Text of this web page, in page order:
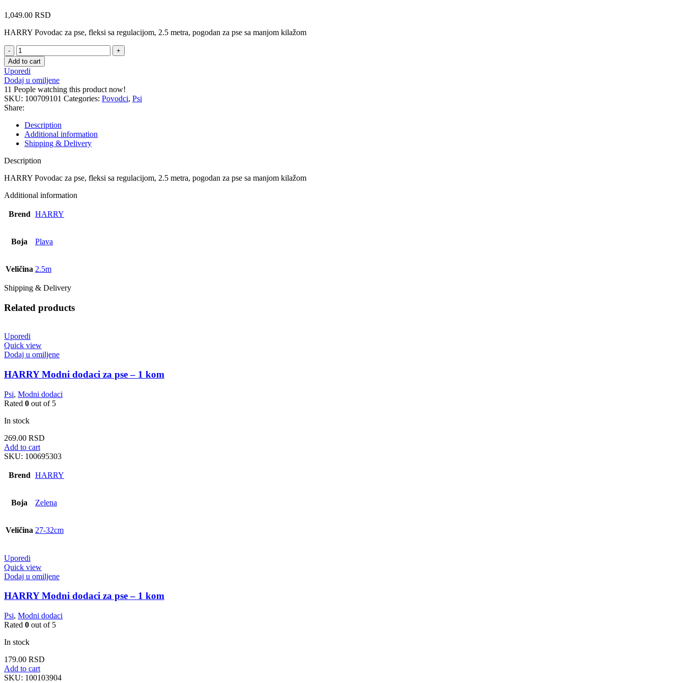
1,049.00 RSD
HARRY Povodac za pse, fleksi sa regulacijom, 2.5 metra, pogodan za pse sa manjom kilažom
HARRY
Povodac
za
pse
-
1
kom
quantity
Add to cart
Uporedi
Dodaj u omiljene
11 People watching this product now!
SKU: 100709101 Categories: Povodci, Psi
Share:
Description
Additional information
Shipping & Delivery
Description
HARRY Povodac za pse, fleksi sa regulacijom, 2.5 metra, pogodan za pse sa manjom kilažom
Additional information
Brend HARRY
Boja Plava
Veličina 2.5m
Shipping & Delivery
Related products
Uporedi
Quick view
Dodaj u omiljene
HARRY Modni dodaci za pse – 1 kom
Psi, Modni dodaci
Rated 0 out of 5
In stock
269.00 RSD
Add to cart
SKU: 100695303
Brend HARRY
Boja Zelena
Veličina 27-32cm
Uporedi
Quick view
Dodaj u omiljene
HARRY Modni dodaci za pse – 1 kom
Psi, Modni dodaci
Rated 0 out of 5
In stock
179.00 RSD
Add to cart
SKU: 100103904